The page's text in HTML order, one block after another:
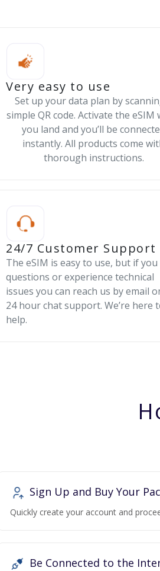
Very easy to use
Set up your data plan by
simple QR code. Activate the eSIM
you land and you’ll be
instantly. All products come
thorough instructions.
24/7 Customer Support
The eSIM is easy to use, but if you
questions or experience technical
issues you can reach us by email
24 hour chat support. We’re here
help.
Sign Up and Buy Your
Quickly create your account and
Be Connected to the